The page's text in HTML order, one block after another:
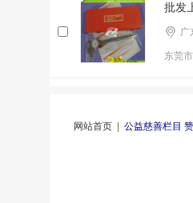
批发
广
东莞
网站首页| 公益慈善栏目